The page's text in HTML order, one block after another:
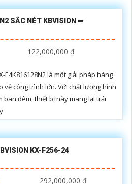
SẮC NÉT KBVISION ➠
122,000,000 ₫
E4K816128N2 là một giải pháp hàng
vệ công trình lớn. Với chất lượng hình
ban đêm, thiết bị này mang lại trải
KX-F256-24
292,000,000 ₫